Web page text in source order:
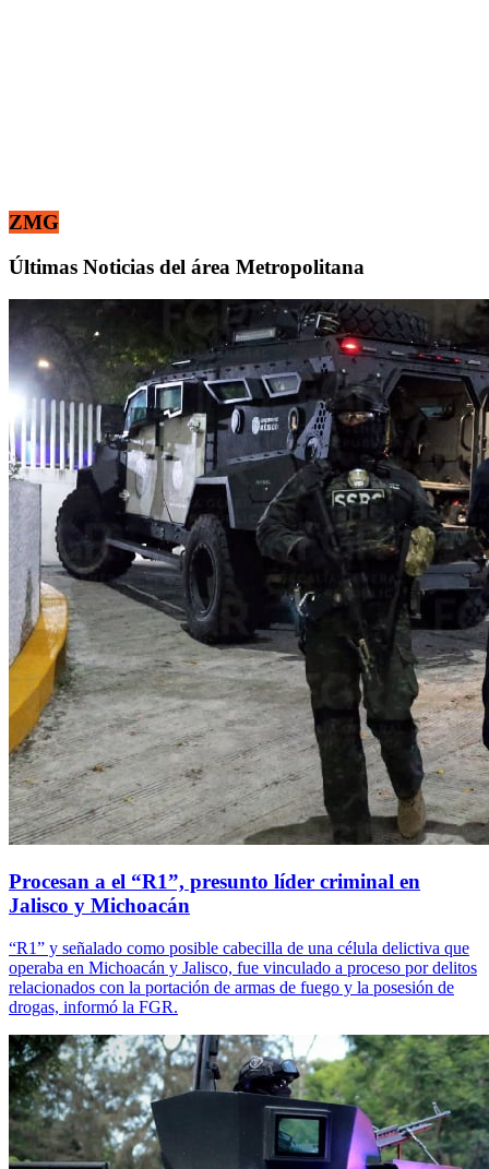
ZMG
Últimas Noticias del área Metropolitana
Procesan a el “R1”, presunto líder criminal en
Jalisco y Michoacán
“R1” y señalado como posible cabecilla de una célula delictiva que
operaba en Michoacán y Jalisco, fue vinculado a proceso por delitos
relacionados con la portación de armas de fuego y la posesión de
drogas, informó la FGR.